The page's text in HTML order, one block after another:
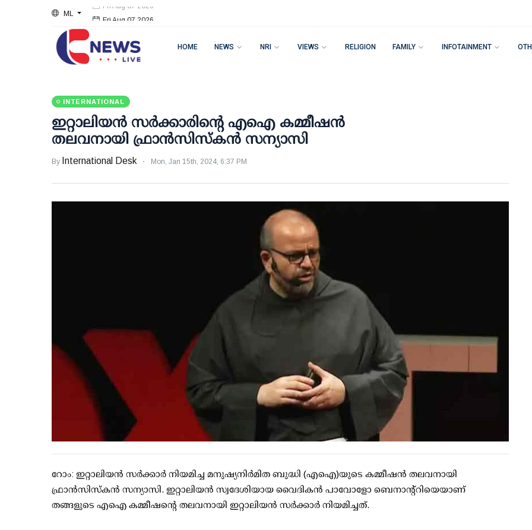
ML
HOME NEWS NRI VIEWS RELIGION FAMILY INFOTAINMENT
INTERNATIONAL
ഇറ്റാലിയന്‍ സര്‍ക്കാരിന്റെ എഐ കമ്മീഷന്‍
തലവനായി ഫ്രാന്‍സിസ്‌കന്‍ സന്യാസി
By International Desk Mon, Jan 15th, 2024, 6:37 PM
റോം: ഇറ്റാലിയന്‍ സര്‍ക്കാര്‍ നിയമിച്ച മനുഷ്യനിര്‍മിത ബുദ്ധി (എഐ)യുടെ കമ്മീഷന്‍ തലവനായി
ഫ്രാന്‍സിസ്‌കന്‍ സന്യാസി. ഇറ്റാലിയന്‍ സ്വദേശിയായ വൈദികന്‍ പാവോളോ ബെനാന്റ്റിയെയാണ്
തങ്ങളുടെ എഐ കമ്മീഷന്റെ തലവനായി ഇറ്റാലിയന്‍ സര്‍ക്കാര്‍ നിയമിച്ചത്.